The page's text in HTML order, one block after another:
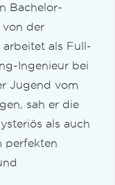
Bachelor-
von der
als Full-
Ingenieur bei
Jugend vom
sah er die
als auch
perfekten